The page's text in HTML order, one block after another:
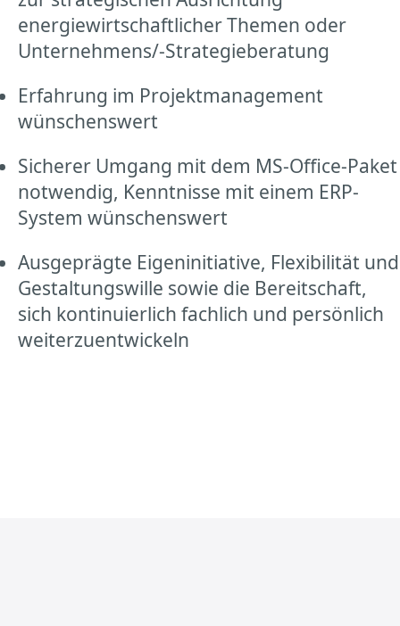
energiewirtschaftlicher Themen oder
Unternehmens/-Strategieberatung
Erfahrung im Projektmanagement
wünschenswert
Sicherer Umgang mit dem MS-Office-Paket
notwendig, Kenntnisse mit einem ERP-
System wünschenswert
Ausgeprägte Eigeninitiative, Flexibilität und
Gestaltungswille sowie die Bereitschaft,
sich kontinuierlich fachlich und persönlich
weiterzuentwickeln